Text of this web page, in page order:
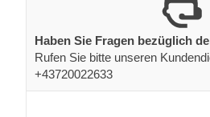
Haben Sie Fragen bezüglich
Rufen Sie bitte unseren
+43720022633